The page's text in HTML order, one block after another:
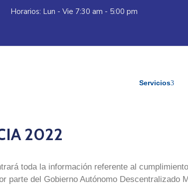
Horarios: Lun - Vie 7:30 am - 5:00 pm
Servicios
2022
toda la información referente al
parte del Gobierno Autónomo Descentralizado